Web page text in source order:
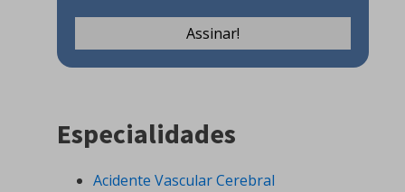
Especialidades
Acidente Vascular Cerebral